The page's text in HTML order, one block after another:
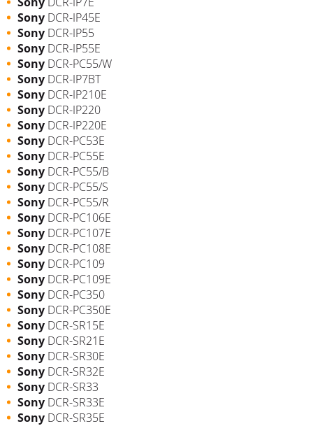
Sony DCR-IP45E
Sony DCR-IP55
Sony DCR-IP55E
Sony DCR-PC55/W
Sony DCR-IP7BT
Sony DCR-IP210E
Sony DCR-IP220
Sony DCR-IP220E
Sony DCR-PC53E
Sony DCR-PC55E
Sony DCR-PC55/B
Sony DCR-PC55/S
Sony DCR-PC55/R
Sony DCR-PC106E
Sony DCR-PC107E
Sony DCR-PC108E
Sony DCR-PC109
Sony DCR-PC109E
Sony DCR-PC350
Sony DCR-PC350E
Sony DCR-SR15E
Sony DCR-SR21E
Sony DCR-SR30E
Sony DCR-SR32E
Sony DCR-SR33
Sony DCR-SR33E
Sony DCR-SR35E